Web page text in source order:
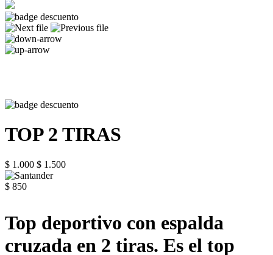
TOP 2 TIRAS
$ 1.000 $ 1.500
$ 850
Top deportivo con espalda
cruzada en 2 tiras. Es el top